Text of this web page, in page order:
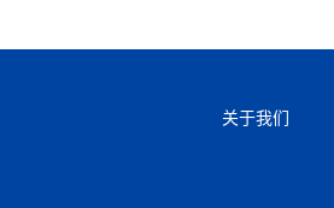
关于我们